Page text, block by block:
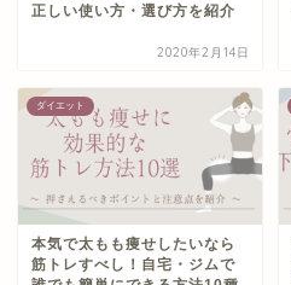
正しい使い方・選び方を紹介
2020年2月14日
ダイエット
本気で太もも痩せしたいなら
筋トレすべし！自宅・ジムで